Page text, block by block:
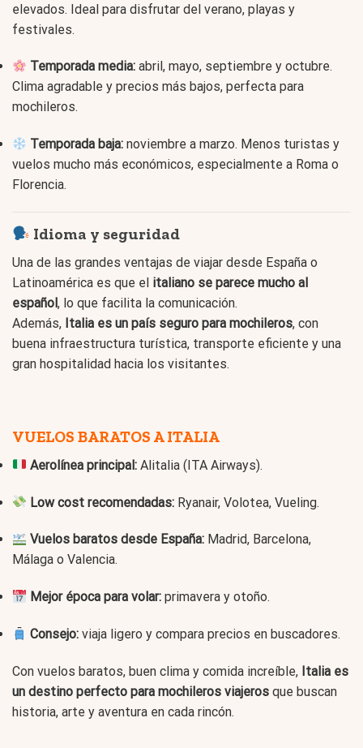
elevados. Ideal para disfrutar del verano, playas y
festivales.
Temporada media: abril, mayo, septiembre y octubre.
Clima agradable y precios más bajos, perfecta para
mochileros.
Temporada baja: noviembre a marzo. Menos turistas y
vuelos mucho más económicos, especialmente a Roma o
Florencia.
Idioma y seguridad
Una de las grandes ventajas de viajar desde España o
Latinoamérica es que el italiano se parece mucho al
español, lo que facilita la comunicación.
Además, Italia es un país seguro para mochileros, con
buena infraestructura turística, transporte eficiente y una
gran hospitalidad hacia los visitantes.
VUELOS BARATOS A ITALIA
Aerolínea principal: Alitalia (ITA Airways).
Low cost recomendadas: Ryanair, Volotea, Vueling.
Vuelos baratos desde España: Madrid, Barcelona,
Málaga o Valencia.
Mejor época para volar: primavera y otoño.
Consejo: viaja ligero y compara precios en buscadores.
Con vuelos baratos, buen clima y comida increíble, Italia es
un destino perfecto para mochileros viajeros que buscan
historia, arte y aventura en cada rincón.